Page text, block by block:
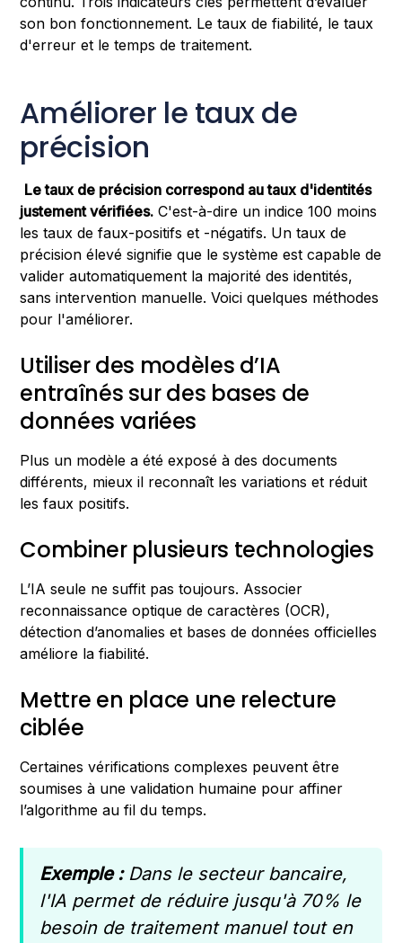
son bon fonctionnement. Le taux de fiabilité, le taux
d'erreur et le temps de traitement.
Améliorer le taux de
précision
Le taux de précision correspond au taux d'identités
justement vérifiées. C'est-à-dire un indice 100 moins
les taux de faux-positifs et -négatifs. Un taux de
précision élevé signifie que le système est capable de
valider automatiquement la majorité des identités,
sans intervention manuelle. Voici quelques méthodes
pour l'améliorer.
Utiliser des modèles d’IA
entraînés sur des bases de
données variées
Plus un modèle a été exposé à des documents
différents, mieux il reconnaît les variations et réduit
les faux positifs.
Combiner plusieurs technologies
L’IA seule ne suffit pas toujours. Associer
reconnaissance optique de caractères (OCR),
détection d’anomalies et bases de données officielles
améliore la fiabilité.
Mettre en place une relecture
ciblée
Certaines vérifications complexes peuvent être
soumises à une validation humaine pour affiner
l’algorithme au fil du temps.
Exemple :Dans le secteur bancaire,
l'IA permet de réduire jusqu'à 70% le
besoin de traitement manuel tout en